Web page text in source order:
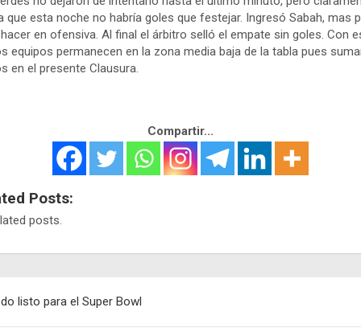
que esta noche no habría goles que festejar. Ingresó Sabah, mas
en ofensiva. Al final el árbitro selló el empate sin goles. Con
equipos permanecen en la zona media baja de la tabla pues
en el presente Clausura.
Compartir...
Posts:
posts.
listo para el Super Bowl